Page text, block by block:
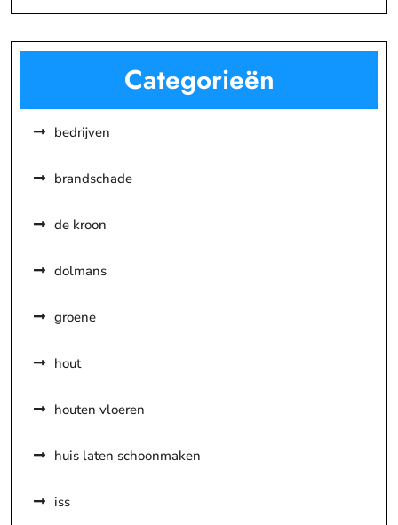
Categorieën
bedrijven
brandschade
de kroon
dolmans
groene
hout
houten vloeren
huis laten schoonmaken
iss